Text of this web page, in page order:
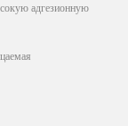
адгезионную